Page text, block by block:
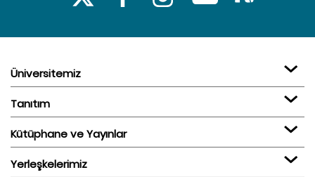
Üniversitemiz
Tanıtım
Kütüphane ve Yayınlar
Yerleşkelerimiz